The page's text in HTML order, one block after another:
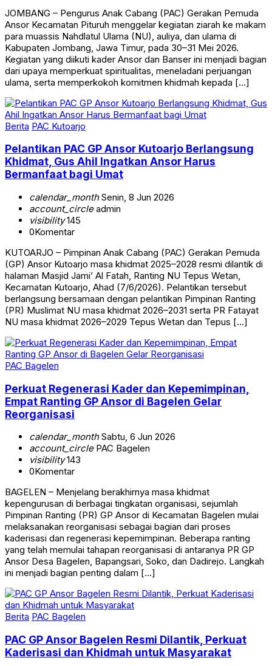
JOMBANG – Pengurus Anak Cabang (PAC) Gerakan Pemuda
Ansor Kecamatan Pituruh menggelar kegiatan ziarah ke makam
para muassis Nahdlatul Ulama (NU), auliya, dan ulama di
Kabupaten Jombang, Jawa Timur, pada 30–31 Mei 2026.
Kegiatan yang diikuti kader Ansor dan Banser ini menjadi bagian
dari upaya memperkuat spiritualitas, meneladani perjuangan
ulama, serta memperkokoh komitmen khidmah kepada […]
Berita PAC Kutoarjo
Pelantikan PAC GP Ansor Kutoarjo Berlangsung
Khidmat, Gus Ahil Ingatkan Ansor Harus
Bermanfaat bagi Umat
calendar_monthSenin, 8 Jun 2026
account_circleadmin
visibility145
0Komentar
KUTOARJO – Pimpinan Anak Cabang (PAC) Gerakan Pemuda
(GP) Ansor Kutoarjo masa khidmat 2025–2028 resmi dilantik di
halaman Masjid Jami’ Al Fatah, Ranting NU Tepus Wetan,
Kecamatan Kutoarjo, Ahad (7/6/2026). Pelantikan tersebut
berlangsung bersamaan dengan pelantikan Pimpinan Ranting
(PR) Muslimat NU masa khidmat 2026–2031 serta PR Fatayat
NU masa khidmat 2026–2029 Tepus Wetan dan Tepus […]
PAC Bagelen
Perkuat Regenerasi Kader dan Kepemimpinan,
Empat Ranting GP Ansor di Bagelen Gelar
Reorganisasi
calendar_monthSabtu, 6 Jun 2026
account_circlePAC Bagelen
visibility143
0Komentar
BAGELEN – Menjelang berakhirnya masa khidmat
kepengurusan di berbagai tingkatan organisasi, sejumlah
Pimpinan Ranting (PR) GP Ansor di Kecamatan Bagelen mulai
melaksanakan reorganisasi sebagai bagian dari proses
kaderisasi dan regenerasi kepemimpinan. Beberapa ranting
yang telah memulai tahapan reorganisasi di antaranya PR GP
Ansor Desa Bagelen, Bapangsari, Soko, dan Dadirejo. Langkah
ini menjadi bagian penting dalam […]
Berita PAC Bagelen
PAC GP Ansor Bagelen Resmi Dilantik, Perkuat
Kaderisasi dan Khidmah untuk Masyarakat